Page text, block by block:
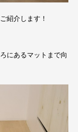
紹介します！
にあるマットまで向